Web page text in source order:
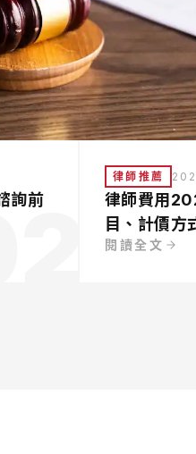
詢前
律師推薦
律師費用
目、計價方
閱讀全文